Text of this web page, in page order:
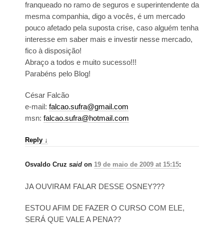
franqueado no ramo de seguros e superintendente da
mesma companhia, digo a vocês, é um mercado
pouco afetado pela suposta crise, caso alguém tenha
interesse em saber mais e investir nesse mercado,
fico à disposição!
Abraço a todos e muito sucesso!!!
Parabéns pelo Blog!
César Falcão
e-mail: falcao.sufra@gmail.com
msn: falcao.sufra@hotmail.com
Reply ↓
Osvaldo Cruz said on 19 de maio de 2009 at 15:15:
JA OUVIRAM FALAR DESSE OSNEY???
ESTOU AFIM DE FAZER O CURSO COM ELE,
SERÁ QUE VALE A PENA??